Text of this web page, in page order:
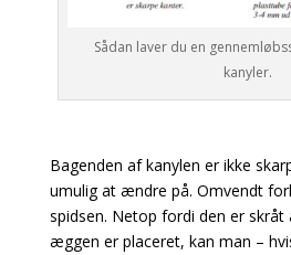
Sådan laver du en
kanyler.
Bagenden af kanylen er ikke
umulig at ændre på. Omvendt
spidsen. Netop fordi den er
æggen er placeret, kan man –